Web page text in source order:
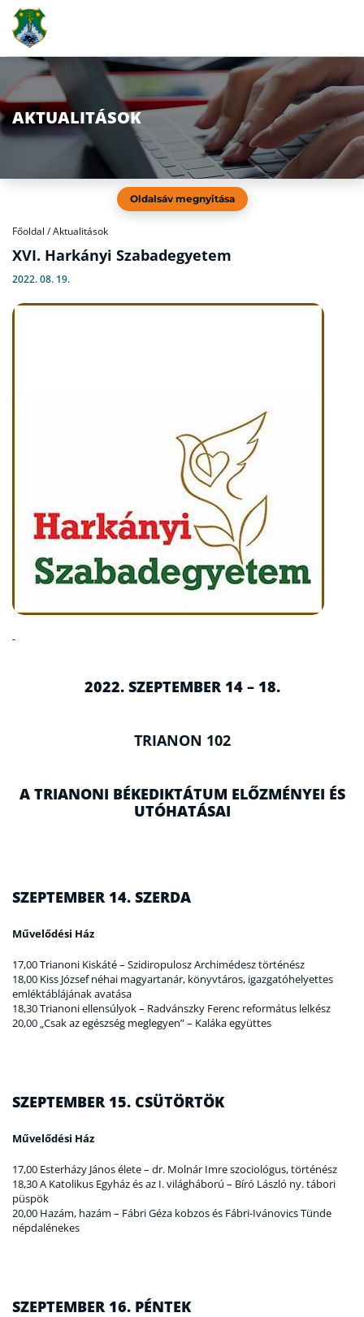
AKTUALITÁSOK
Oldalsáv megnyitása
Főoldal /Aktualitások
XVI. Harkányi Szabadegyetem
2022. 08. 19.
-
2022. SZEPTEMBER 14 – 18.
TRIANON 102
A TRIANONI BÉKEDIKTÁTUM ELŐZMÉNYEI ÉS
UTÓHATÁSAI
SZEPTEMBER 14. SZERDA
Művelődési Ház
17,00 Trianoni Kiskáté – Szidiropulosz Archimédesz történész
18,00 Kiss József néhai magyartanár, könyvtáros, igazgatóhelyettes
emléktáblájának avatása
18,30 Trianoni ellensúlyok – Radvánszky Ferenc református lelkész
20,00 „Csak az egészség meglegyen” – Kaláka együttes
SZEPTEMBER 15. CSÜTÖRTÖK
Művelődési Ház
17,00 Esterházy János élete – dr. Molnár Imre szociológus, történész
18,30 A Katolikus Egyház és az I. világháború – Bíró László ny. tábori
püspök
20,00 Hazám, hazám – Fábri Géza kobzos és Fábri-Ivánovics Tünde
népdalénekes
SZEPTEMBER 16. PÉNTEK